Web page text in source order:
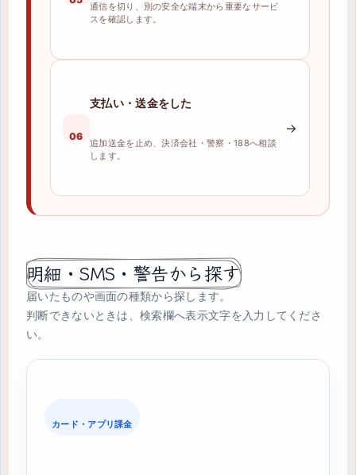
通信を切り、別の安全な端末から重要なサービ
スを確認します。
06
支払い・送金をした
追加送金を止め、決済会社・警察・188へ相談
します。
→
明細・SMS・警告から探す
届いたものや画面の種類から探します。
判断できないときは、検索欄へ表示文字を入力してくださ
い。
カード・アプリ課金